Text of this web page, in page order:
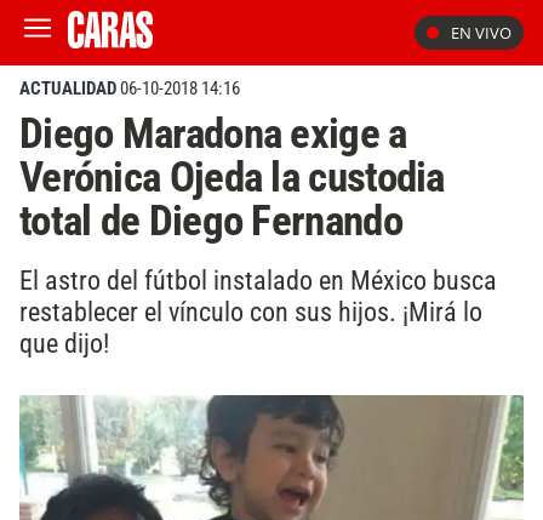
EN VIVO
ACTUALIDAD06-10-2018 14:16
Diego Maradona exige a
Verónica Ojeda la custodia
total de Diego Fernando
El astro del fútbol instalado en México busca
restablecer el vínculo con sus hijos. ¡Mirá lo
que dijo!